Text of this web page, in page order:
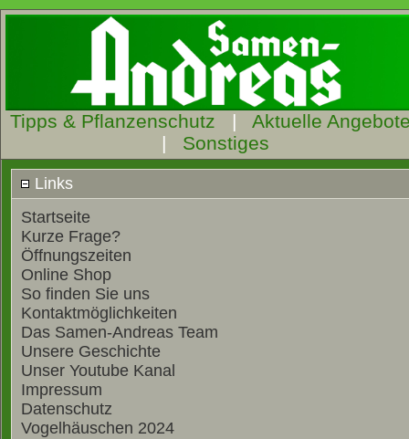
Tipps & Pflanzenschutz | Aktuelle
| Sonstiges
Links
Startseite
Kurze Frage?
Öffnungszeiten
Online Shop
So finden Sie uns
Kontaktmöglichkeiten
Das Samen-Andreas Team
Unsere Geschichte
Unser Youtube Kanal
Impressum
Datenschutz
Vogelhäuschen 2024